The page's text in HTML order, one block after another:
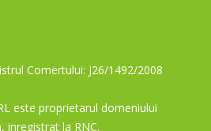
Comertului: J26/1492/2008
este proprietarul domeniului
inregistrat la RNC.